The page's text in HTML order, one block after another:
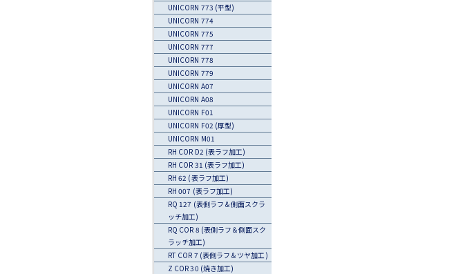
UNICORN 773 (平型)
UNICORN 774
UNICORN 775
UNICORN 777
UNICORN 778
UNICORN 779
UNICORN A07
UNICORN A08
UNICORN F01
UNICORN F02 (厚型)
UNICORN M01
RH COR D2 (表ラフ加工)
RH COR 31 (表ラフ加工)
RH 62 (表ラフ加工)
RH 007 (表ラフ加工)
RQ 127 (表側ラフ＆側面スクラ
ッチ加工)
RQ COR 8 (表側ラフ＆側面スク
ラッチ加工)
RT COR 7 (表側ラフ＆ツヤ加工)
Z COR 30 (焼き加工)